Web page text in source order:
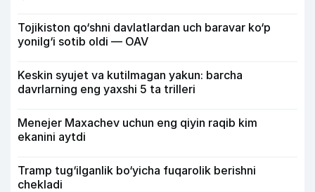
Tojikiston qo‘shni davlatlardan uch baravar ko‘p
yonilg‘i sotib oldi — OAV
Keskin syujet va kutilmagan yakun: barcha
davrlarning eng yaxshi 5 ta trilleri
Menejer Maxachev uchun eng qiyin raqib kim
ekanini aytdi
Tramp tug‘ilganlik bo‘yicha fuqarolik berishni
chekladi